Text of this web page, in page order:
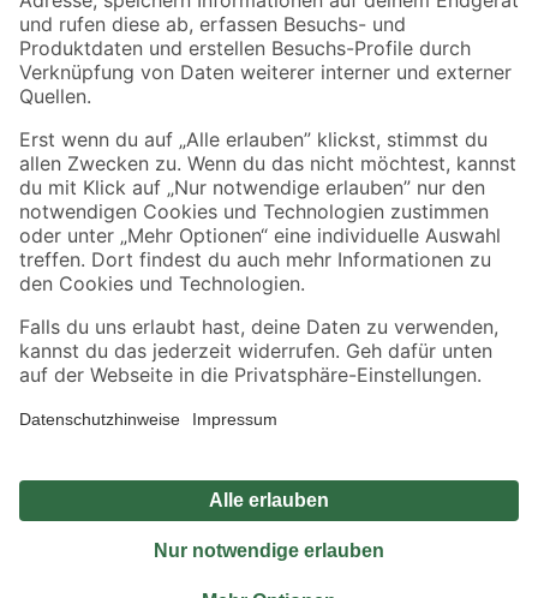
Zahlungsarten Versandarten
Sicher einkaufen
Jetzt die toom-App herunterladen
Alle Preisangaben in EUR inkl. gesetzl. MwSt.. Die dargestellten Angebote sind unter
Umständen nicht in allen Märkten verfügbar. Die angegebenen Verfügbarkeiten beziehen
Produkte nur solange der Vorrat reicht.
*Paketversand ab 59 € versandkostenfrei, gilt nicht für Artikel mit Speditionsversand, hier
Privatsphäre Impressum
Nutzungsbedingungen
Widerrufsrecht
Vertrag widerrufen